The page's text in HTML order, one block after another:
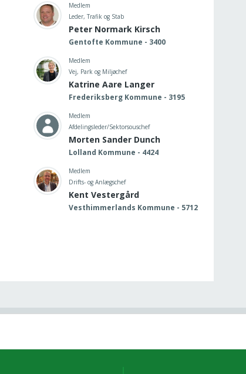
Medlem
Leder, Trafik og Stab
Peter Normark Kirsch
Gentofte Kommune - 3400
Medlem
Vej, Park og Miljøchef
Katrine Aare Langer
Frederiksberg Kommune - 3195
Medlem
Afdelingsleder/Sektorsouschef
Morten Sander Dunch
Lolland Kommune - 4424
Medlem
Drifts- og Anlægschef
Kent Vestergård
Vesthimmerlands Kommune - 5712